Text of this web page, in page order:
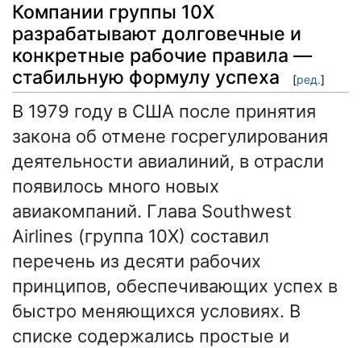
Компании группы 10X
разрабатывают долговечные и
конкретные рабочие правила —
стабильную формулу успеха
[ред.]
В 1979 году в США после принятия
закона об отмене госрегулирования
деятельности авиалиний, в отрасли
появилось много новых
авиакомпаний. Глава Southwest
Airlines (группа 10X) составил
перечень из десяти рабочих
принципов, обеспечивающих успех в
быстро меняющихся условиях. В
списке содержались простые и